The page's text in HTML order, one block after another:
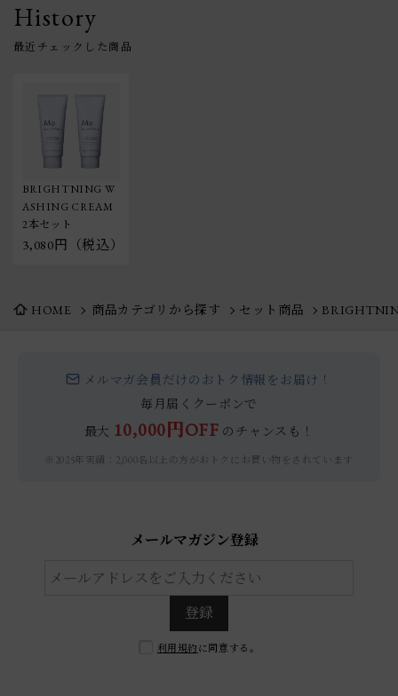
History
BRIGHTNING W
ASHING CREAM
2本セット
3,080円（税込）
HOME 商品カテゴリから探す セット商品
メルマガ会員だけのおトク情報をお届け！
毎月届くクーポンで
最大 10,000円OFF のチャンスも！
※2025年実績：2,000名以上の方がおトクにお買い物をされています
メールマガジン登録
登録
利用規約 に同意する。